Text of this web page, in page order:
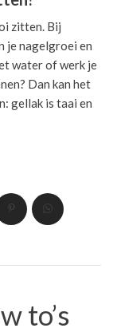
zitten. Bij
je nagelgroei en
water of werk je
Dan kan het
gellak is taai en
to’s